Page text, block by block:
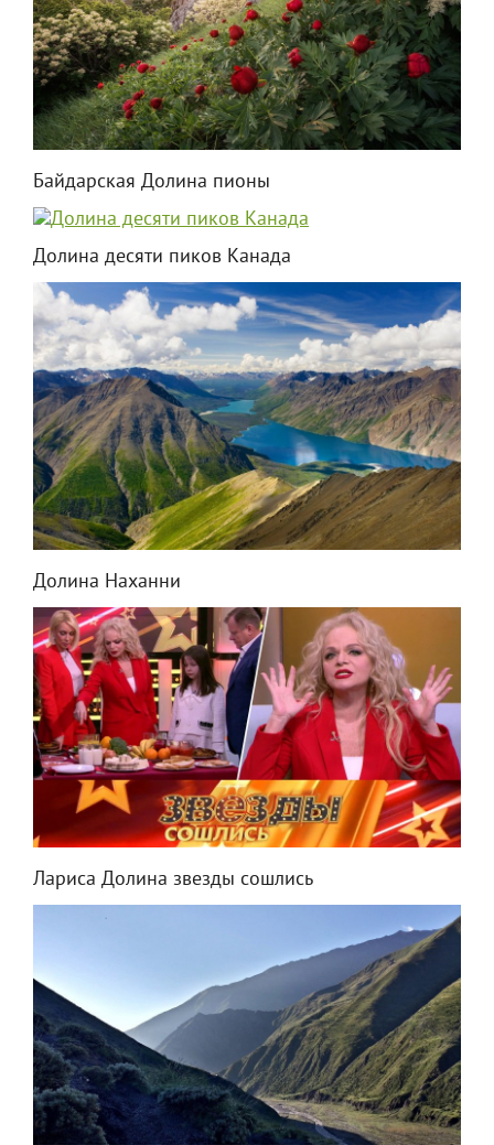
Байдарская Долина пионы
Долина десяти пиков Канада
Долина Наханни
Лариса Долина звезды сошлись